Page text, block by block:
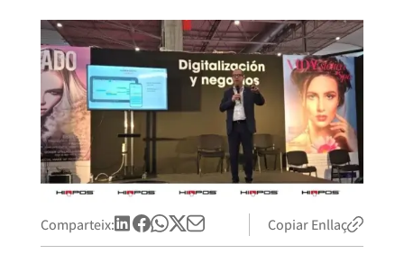
Comparteix: Copiar Enllaç